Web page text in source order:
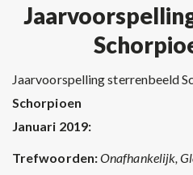
Jaarvoorspelling sterrenbeeld
Schorpioen
Januari 2019:
Trefwoorden:Onafhankelijk,